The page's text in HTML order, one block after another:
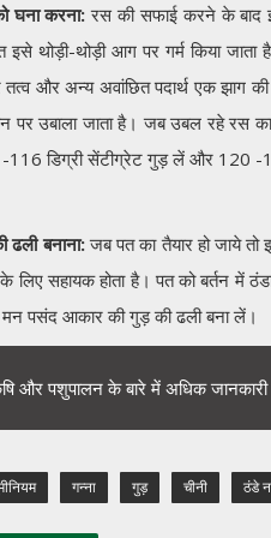
घना करना: रस की सफाई करने के बाद
इसे थोड़ी-थोड़ी आग पर गर्म किया
तत्व और अन्य अवांछित पदार्थ एक
पर उबाला जाता है। जब उबल रहे
डिग्री सेंटीग्रेट गुड़ लें और 120 -
ढली बनाना:जब पत का तैयार हो जाये
लिए सहायक होता है। पत को बर्तन में
पसंद आकार की गुड़ की ढली बना लें।
और पशुपालन के बारे में अधिक
गन्ना गुड़ चीनी ठंडे